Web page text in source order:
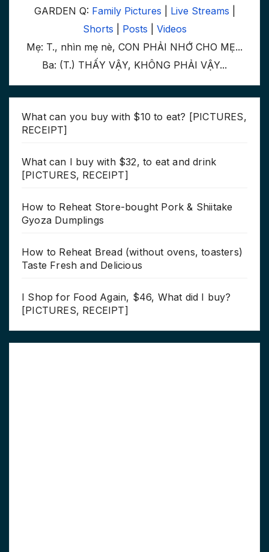
GARDEN Q: Family Pictures Live Streams
Shorts
Posts
Videos
Mẹ: T., nhìn mẹ nè, CON PHẢI NHỚ CHO MẸ...
Ba: (T.) THẤY VẬY, KHÔNG PHẢI VẬY...
What can you buy with $10 to eat? [PICTURES,
RECEIPT]
What can I buy with $32, to eat and drink
[PICTURES, RECEIPT]
How to Reheat Store-bought Pork & Shiitake
Gyoza Dumplings
How to Reheat Bread (without ovens, toasters)
Taste Fresh and Delicious
I Shop for Food Again, $46, What did I buy?
[PICTURES, RECEIPT]